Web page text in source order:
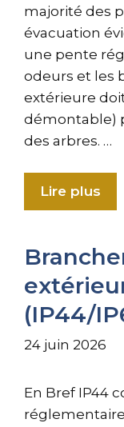
majorité des
évacuation
une pente
odeurs et les
extérieure
démontable)
des arbres. …
Lire plus
(IP44/
24 juin 2026
En Bref IP44